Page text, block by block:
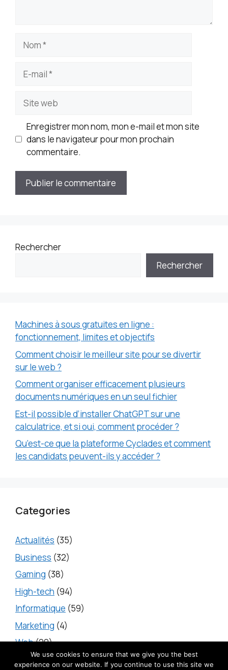
Nom
mail
Site
web
Enregistrer mon nom, mon e-mail et mon site
dans le navigateur pour mon prochain
commentaire.
Rechercher
Rechercher
Machines à sous gratuites en ligne :
fonctionnement, limites et objectifs
Comment choisir le meilleur site pour se divertir
sur le web ?
Comment organiser efficacement plusieurs
documents numériques en un seul fichier
Est-il possible d’installer ChatGPT sur une
calculatrice, et si oui, comment procéder ?
Qu’est-ce que la plateforme Cyclades et comment
les candidats peuvent-ils y accéder ?
Categories
Actualités (35)
Business (32)
Gaming (38)
High-tech (94)
Informatique (59)
Marketing (4)
Web(20)
We use cookies to ensure that we give you the best
experience on our website. If you continue to use this site we